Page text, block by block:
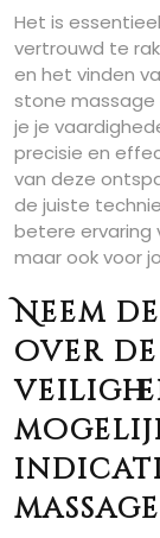
Het is
vertrouwd te
en het vinden
stone massage
je je
precisie en
van deze
de juiste
betere ervaring
maar ook voor
Neem
over de